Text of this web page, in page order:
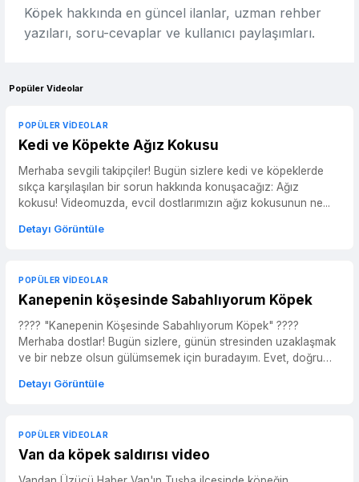
Köpek hakkında en güncel ilanlar, uzman rehber
yazıları, soru-cevaplar ve kullanıcı paylaşımları.
Popüler Videolar
POPÜLER VIDEOLAR
Kedi ve Köpekte Ağız Kokusu
Merhaba sevgili takipçiler! Bugün sizlere kedi ve köpeklerde
sıkça karşılaşılan bir sorun hakkında konuşacağız: Ağız
kokusu! Videomuzda, evcil dostlarımızın ağız kokusunun ne...
Detayı Görüntüle
POPÜLER VIDEOLAR
Kanepenin köşesinde Sabahlıyorum Köpek
???? "Kanepenin Köşesinde Sabahlıyorum Köpek" ????
Merhaba dostlar! Bugün sizlere, günün stresinden uzaklaşmak
ve bir nebze olsun gülümsemek için buradayım. Evet, doğru
Detayı Görüntüle
POPÜLER VIDEOLAR
Van da köpek saldırısı video